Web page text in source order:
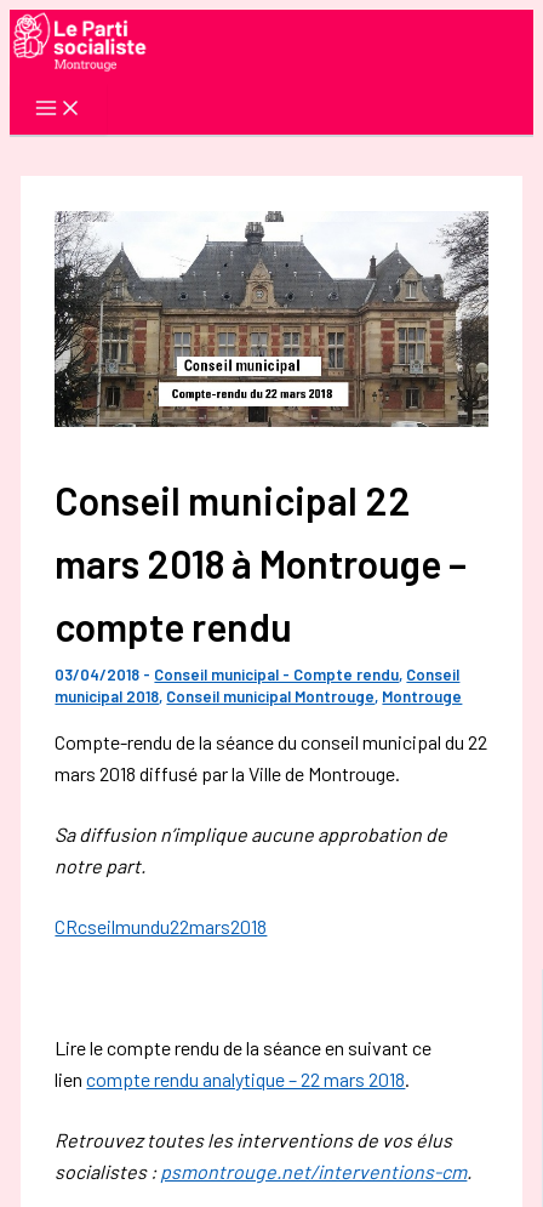
Aller
au
Conseil municipal 22
mars 2018 à Montrouge –
compte rendu
03/04/2018 - Conseil municipal - Compte rendu, Conseil
municipal 2018, Conseil municipal Montrouge, Montrouge
Compte-rendu de la séance du conseil municipal du 22
mars 2018 diffusé par la Ville de Montrouge.
Sa diffusion n’implique aucune approbation de
notre part.
CRcseilmundu22mars2018
Lire le compte rendu de la séance en suivant ce
liencompte rendu analytique – 22 mars 2018.
Retrouvez toutes les interventions de vos élus
socialistes :psmontrouge.net/interventions-cm.